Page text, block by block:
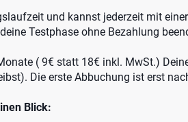
und kannst jederzeit mit
Testphase ohne Bezahlung
( 9€ statt 18€ inkl. MwSt.)
Die erste Abbuchung ist erst
Blick: